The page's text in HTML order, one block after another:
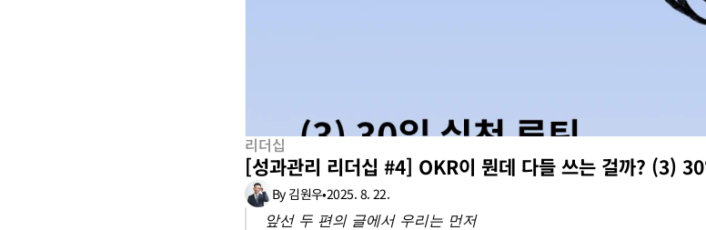
리더십
[성과관리 리더십 #4] OKR이 뭔데 다들 쓰는 걸까? (3)
By 김원우•2025. 8. 22.
앞선 두 편의 글에서 우리는 먼저